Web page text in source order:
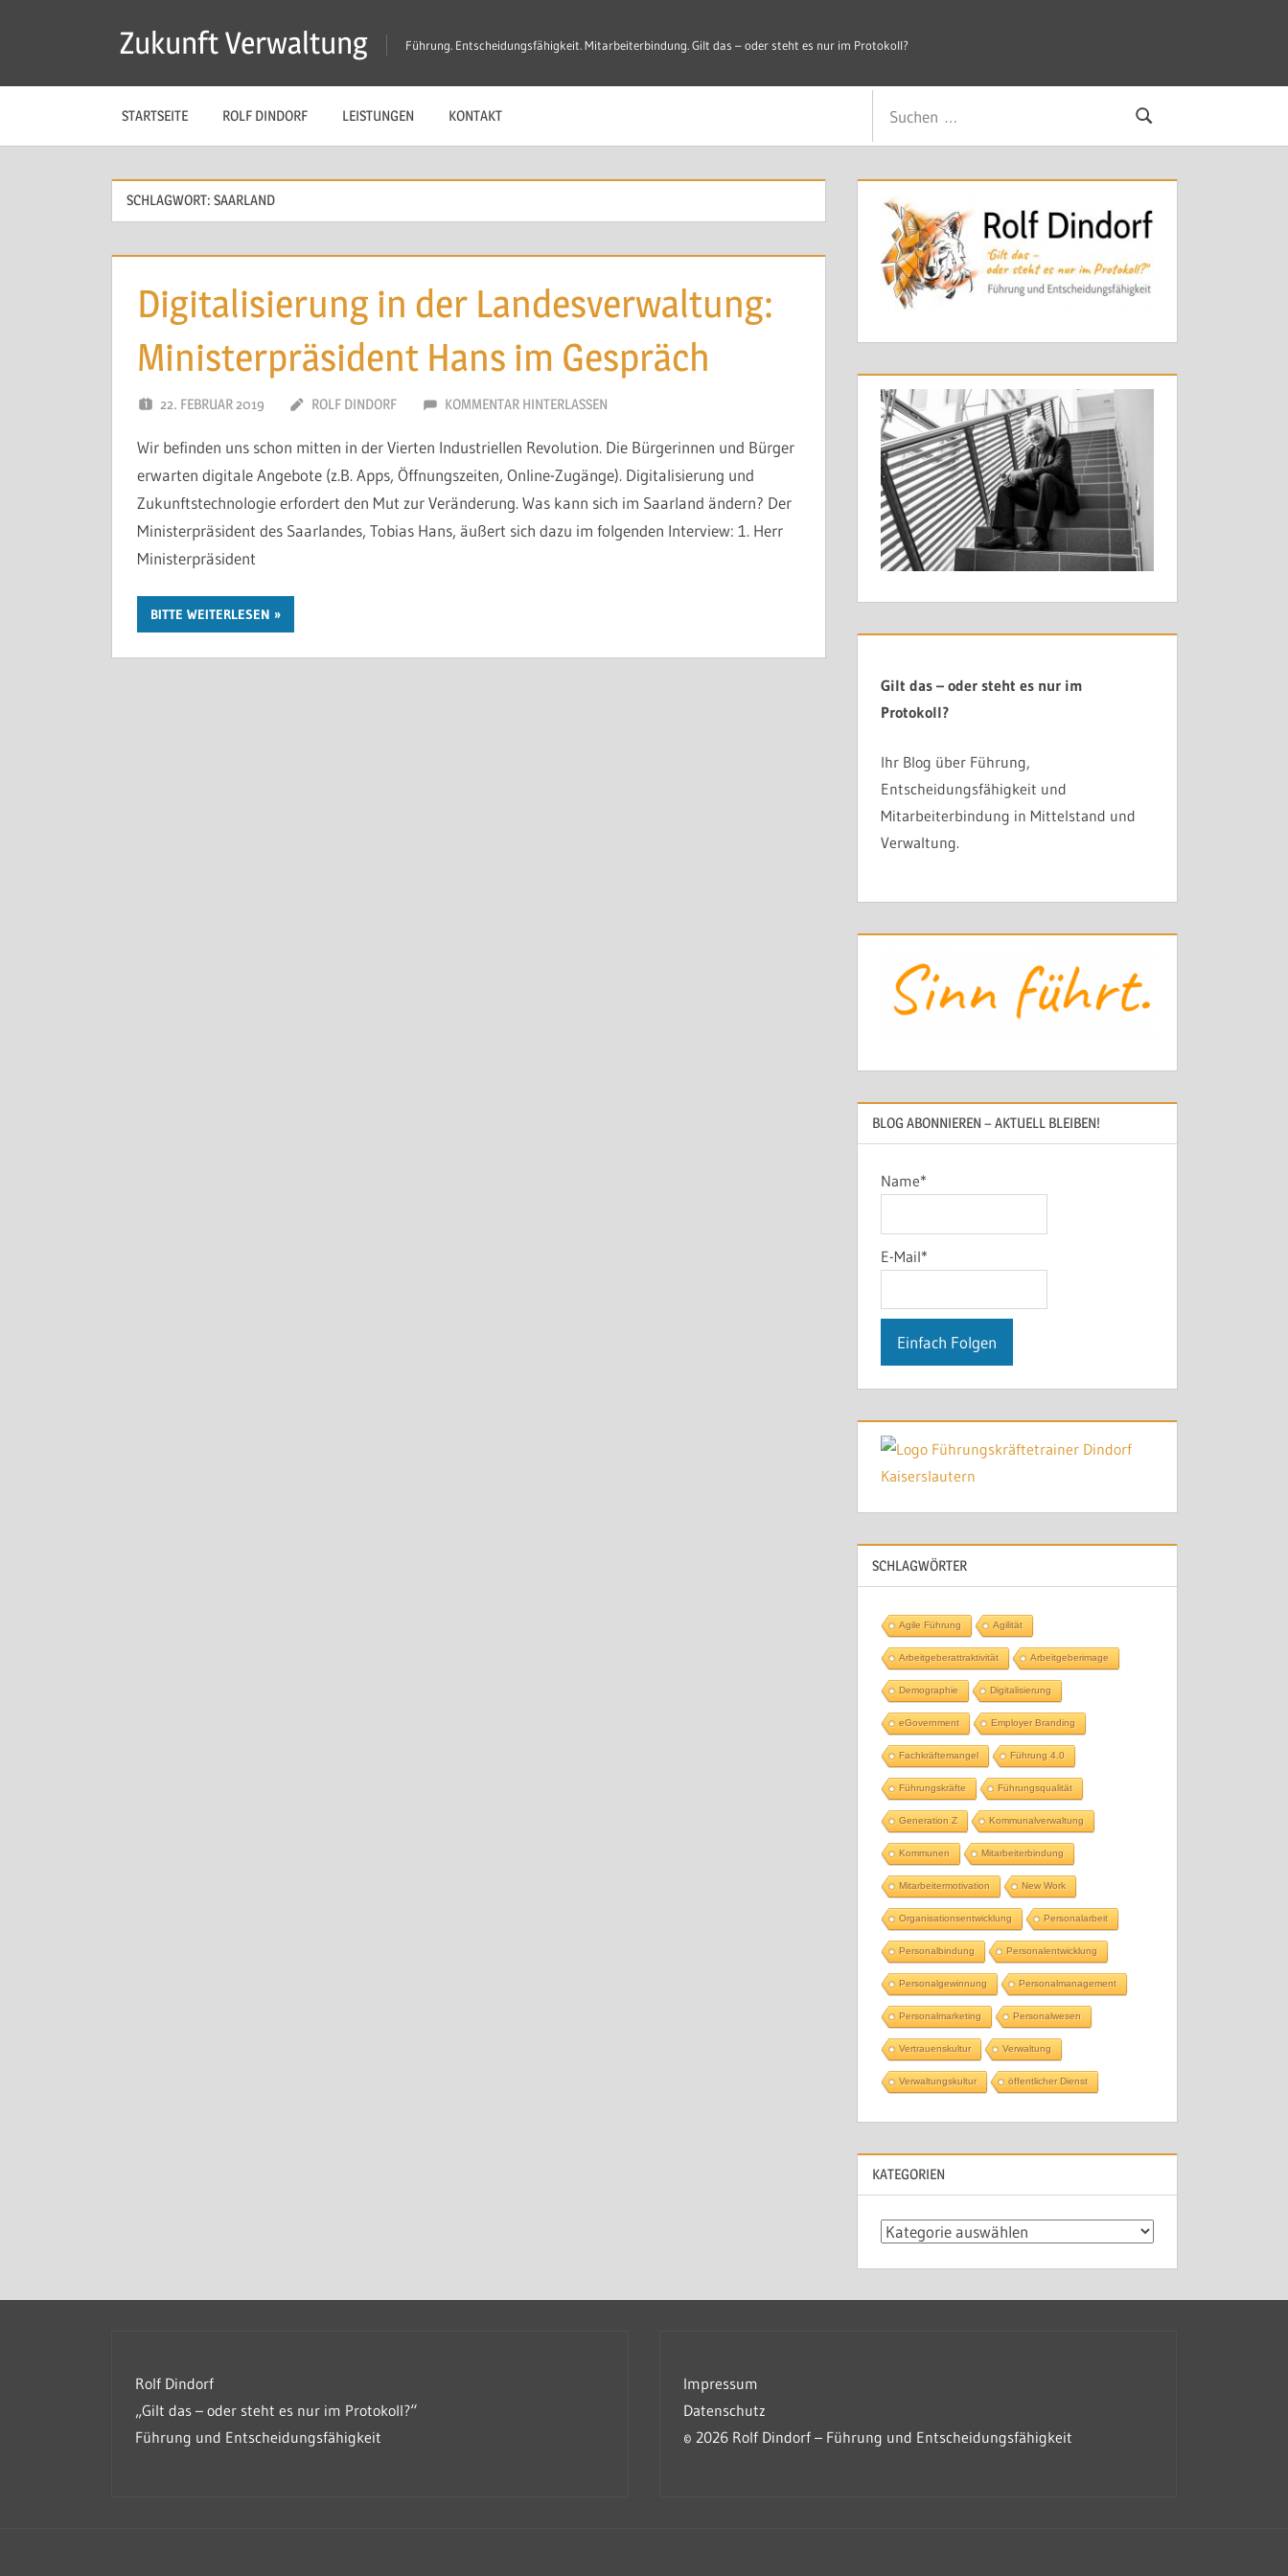
Zukunft Verwaltung Führung. Entscheidungsfähigkeit. Mitarbeiterbindung. Gilt das – oder steht es nur im Protokoll?
STARTSEITE ROLF DINDORF LEISTUNGEN KONTAKT
Suchen
SCHLAGWORT: SAARLAND
Digitalisierung in der Landesverwaltung:
Ministerpräsident Hans im Gespräch
22. FEBRUAR 2019 ROLF DINDORF KOMMENTAR HINTERLASSEN
Wir befinden uns schon mitten in der Vierten Industriellen Revolution. Die Bürgerinnen und Bürger
erwarten digitale Angebote (z.B. Apps, Öffnungszeiten, Online-Zugänge). Digitalisierung und
Zukunftstechnologie erfordert den Mut zur Veränderung. Was kann sich im Saarland ändern? Der
Ministerpräsident des Saarlandes, Tobias Hans, äußert sich dazu im folgenden Interview: 1. Herr
Ministerpräsident
BITTE WEITERLESEN
Gilt das – oder steht es nur im
Protokoll?
Ihr Blog über Führung,
Entscheidungsfähigkeit und
Mitarbeiterbindung in Mittelstand und
Verwaltung.
BLOG ABONNIEREN – AKTUELL BLEIBEN!
Name*
E-Mail*
SCHLAGWÖRTER
Agile Führung Agilität
Arbeitgeberattraktivität Arbeitgeberimage
Demographie Digitalisierung
eGovernment Employer Branding
Fachkräftemangel Führung 4.0
Führungskräfte Führungsqualität
Generation Z Kommunalverwaltung
Kommunen Mitarbeiterbindung
Mitarbeitermotivation New Work
Organisationsentwicklung Personalarbeit
Personalbindung Personalentwicklung
Personalgewinnung Personalmanagement
Personalmarketing Personalwesen
Vertrauenskultur Verwaltung
Verwaltungskultur öffentlicher Dienst
KATEGORIEN
Kategorien
Rolf Dindorf
„Gilt das – oder steht es nur im Protokoll?“
Führung und Entscheidungsfähigkeit
Impressum
Datenschutz
© 2026 Rolf Dindorf – Führung und Entscheidungsfähigkeit